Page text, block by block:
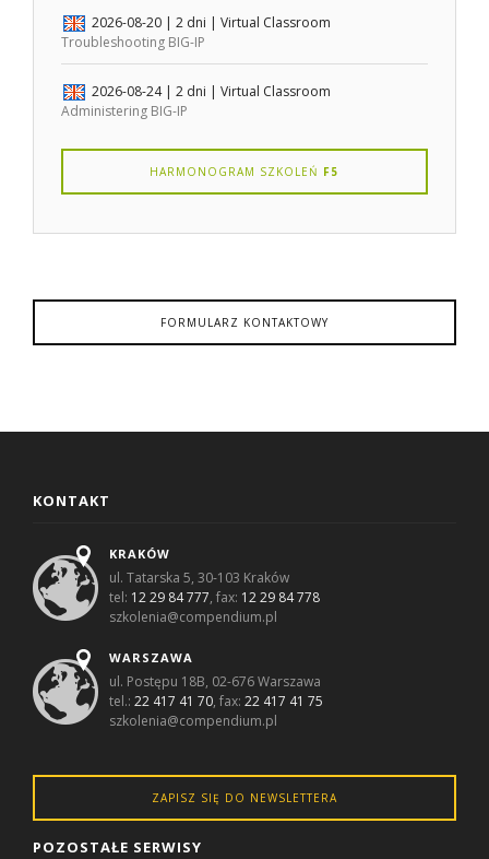
2026-08-20 | 2 dni | Virtual Classroom
Troubleshooting BIG-IP
2026-08-24 | 2 dni | Virtual Classroom
Administering BIG-IP
HARMONOGRAM SZKOLEŃ F5
FORMULARZ KONTAKTOWY
KONTAKT
KRAKÓW
ul. Tatarska 5, 30-103 Kraków
tel: 12 29 84 777, fax: 12 29 84 778
szkolenia@compendium.pl
WARSZAWA
ul. Postępu 18B, 02-676 Warszawa
tel.:22 417 41 70, fax:22 417 41 75
szkolenia@compendium.pl
ZAPISZ SIĘ DO NEWSLETTERA
POZOSTAŁE SERWISY